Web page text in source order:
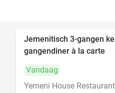
Jemenitisch 3-gangen
gangendiner à la carte
Vandaag
Yemeni House Restaurant